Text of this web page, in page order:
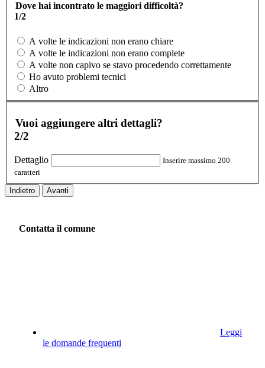
Dove hai incontrato le maggiori difficoltà?
1/2
A volte le indicazioni non erano chiare
A volte le indicazioni non erano complete
A volte non capivo se stavo procedendo correttamente
Ho avuto problemi tecnici
Altro
Vuoi aggiungere altri dettagli?
2/2
Dettaglio
Inserire massimo 200
caratteri
Indietro Avanti
Contatta il comune
Leggi
le domande frequenti